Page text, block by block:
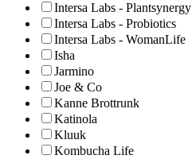
Intersa Labs - Plantsynergy
Intersa Labs - Probiotics
Intersa Labs - WomanLife
Isha
Jarmino
Joe & Co
Kanne Brottrunk
Katinola
Kluuk
Kombucha Life